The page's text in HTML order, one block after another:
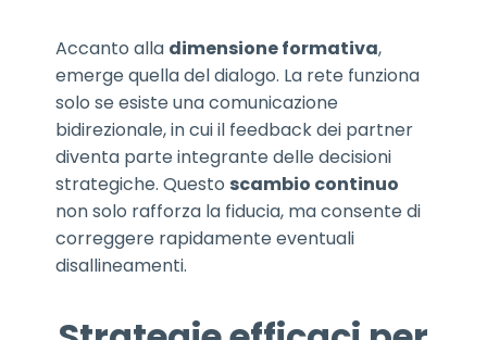
Accanto alla dimensione formativa,
emerge quella del dialogo. La rete funziona
solo se esiste una comunicazione
bidirezionale, in cui il feedback dei partner
diventa parte integrante delle decisioni
strategiche. Questo scambio continuo
non solo rafforza la fiducia, ma consente di
correggere rapidamente eventuali
disallineamenti.